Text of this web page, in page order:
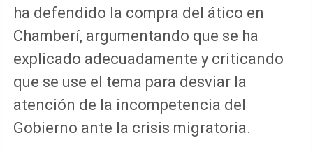
ha defendido la compra del ático en
Chamberí, argumentando que se ha
explicado adecuadamente y criticando
que se use el tema para desviar la
atención de la incompetencia del
Gobierno ante la crisis migratoria.